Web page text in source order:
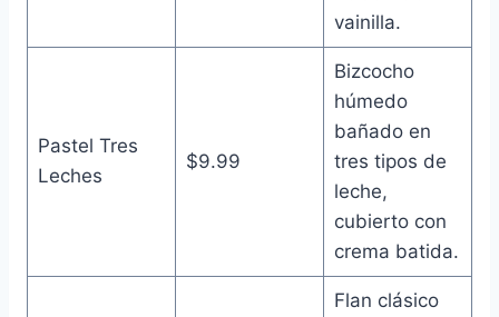
vainilla.
Pastel Tres
Leches
$9.99
Bizcocho
húmedo
bañado en
tres tipos de
leche,
cubierto con
crema batida.
Flan clásico